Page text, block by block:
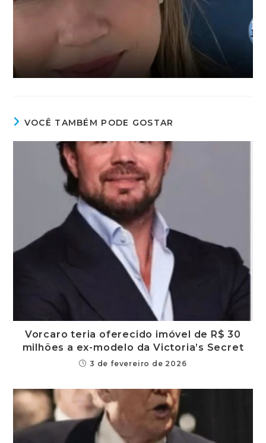
VOCÊ TAMBÉM PODE GOSTAR
Vorcaro teria oferecido imóvel de R$ 30
milhões a ex-modelo da Victoria’s Secret
3 de fevereiro de 2026